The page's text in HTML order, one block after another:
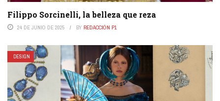
Filippo Sorcinelli, la belleza que reza
24 DE JUNIO DE 2025 BY REDACCIÓN P1
DESIGN